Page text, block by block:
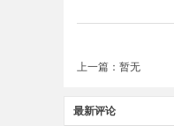
上一篇：暂无
最新评论